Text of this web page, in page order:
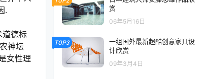
.
道德标
神坛
女性理
赏
06年5月16日
TOP3
一组国外最新超酷创意家具设
计欣赏
09年3月4日